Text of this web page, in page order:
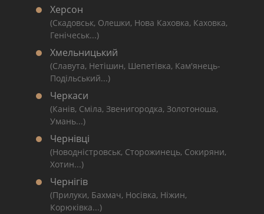
Херсон
(Скадовськ, Олешки, Нова Каховка, Каховка,
Генічеськ...)
Хмельницький
(Славута, Нетішин, Шепетівка, Кам'янець-
Подільський...)
Черкаси
(Канів, Сміла, Звенигородка, Золотоноша,
Умань...)
Чернівці
(Новодністровськ, Сторожинець, Сокиряни,
Хотин...)
Чернігів
(Прилуки, Бахмач, Носівка, Ніжин,
Корюківка...)